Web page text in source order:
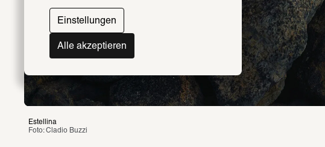
Einstellungen
Alle akzeptieren